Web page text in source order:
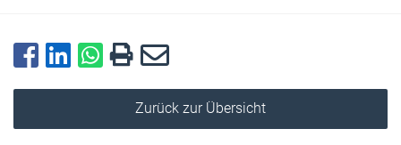
Zurück zur Übersicht